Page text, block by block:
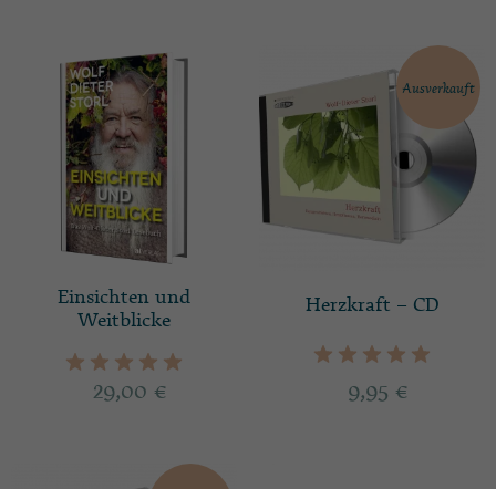
Einsichten und
Weitblicke
29,00 €
Ausverkauft
Herzkraft – CD
9,95 €